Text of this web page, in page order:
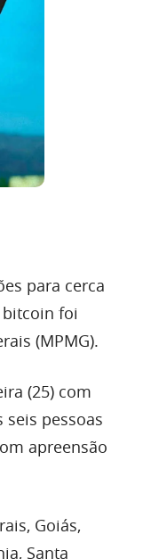
para cerca
foi
(MPMG).
(25) com
seis pessoas
apreensão
Goiás,
Santa